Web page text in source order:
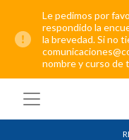
Le pedimos por
respondido la
la brevedad. Si no
nombre y curso de